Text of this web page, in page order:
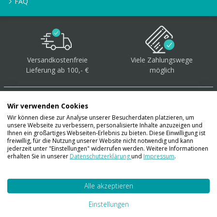
Versandkostenfreie
Lieferung ab 100,- €
Viele Zahlungswege
möglich
Über 40.000 Artikel auf
Lager
Wir verwenden Cookies
Wir können diese zur Analyse unserer Besucherdaten platzieren, um
unsere Webseite zu verbessern, personalisierte Inhalte anzuzeigen und
Ihnen ein großartiges Webseiten-Erlebnis zu bieten. Diese Einwilligung ist
freiwillig, für die Nutzung unserer Website nicht notwendig und kann
jederzeit unter "Einstellungen" widerrufen werden. Weitere Informationen
erhalten Sie in unserer Datenschutzerklärungund Impressum.
Alle akzeptieren
Einstellungen